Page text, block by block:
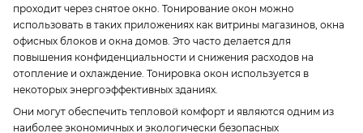
проходит через снятое окно. Тонирование окон можно
использовать в таких приложениях как витрины магазинов, окна
офисных блоков и окна домов. Это часто делается для
повышения конфиденциальности и снижения расходов на
отопление и охлаждение. Тонировка окон используется в
некоторых энергоэффективных зданиях.
Они могут обеспечить тепловой комфорт и являются одним из
наиболее экономичных и экологически безопасных